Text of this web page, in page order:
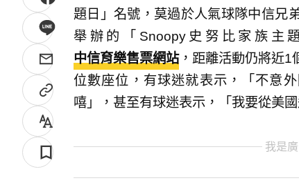
題日」名號，莫過於人氣球隊中信兄
舉辦的「Snoopy史努比家族主
中信育樂售票網站，距離活動仍將近1
位數座位，有球迷就表示，「不意
嘻」，甚至有球迷表示，「我要從美國
我是